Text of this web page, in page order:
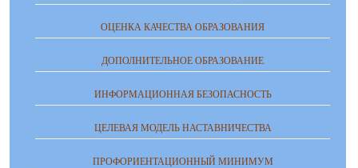
ОЦЕНКА КАЧЕСТВА ОБРАЗОВАНИЯ
ДОПОЛНИТЕЛЬНОЕ ОБРАЗОВАНИЕ
ИНФОРМАЦИОННАЯ БЕЗОПАСНОСТЬ
ЦЕЛЕВАЯ МОДЕЛЬ НАСТАВНИЧЕСТВА
ПРОФОРИЕНТАЦИОННЫЙ МИНИМУМ